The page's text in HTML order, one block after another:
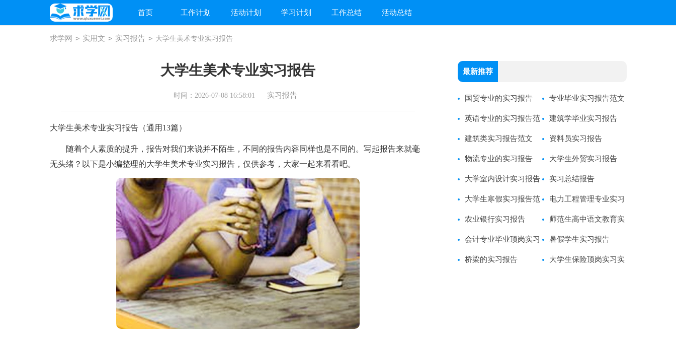
首页 工作计划 活动计划 学习计划 工作总结 活动总结
求学网 > 实用文 > 实习报告 > 大学生美术专业实习报告
大学生美术专业实习报告
时间：2026-07-08 16:58:01 实习报告
大学生美术专业实习报告（通用13篇）
随着个人素质的提升，报告对我们来说并不陌生，不同的报告内容同样也是不同的。写起报告来就毫
无头绪？以下是小编整理的大学生美术专业实习报告，仅供参考，大家一起来看看吧。
最新推荐
国贸专业的实习报告 专业毕业实习报告范文
英语专业的实习报告范
文
建筑学毕业实习报告
建筑类实习报告范文 资料员实习报告
物流专业的实习报告
(合集15篇)
大学生外贸实习报告
大学室内设计实习报告 实习总结报告
大学生寒假实习报告范
文
电力工程管理专业实习
报告2篇
农业银行实习报告 师范生高中语文教育实
习报告优秀范文
会计专业毕业顶岗实习
报告
暑假学生实习报告
桥梁的实习报告 大学生保险顶岗实习实